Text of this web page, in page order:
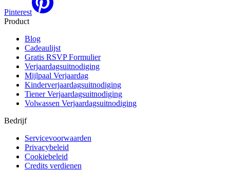
Pinterest
Product
Blog
Cadeaulijst
Gratis RSVP Formulier
Verjaardagsuitnodiging
Mijlpaal Verjaardag
Kinderverjaardagsuitnodiging
Tiener Verjaardagsuitnodiging
Volwassen Verjaardagsuitnodiging
Bedrijf
Servicevoorwaarden
Privacybeleid
Cookiebeleid
Credits verdienen